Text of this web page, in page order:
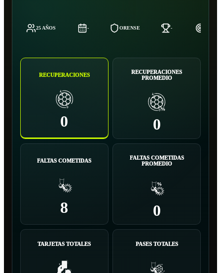
25 AÑOS - ORENSE -
RECUPERACIONES
0
RECUPERACIONES
PROMEDIO
0
FALTAS COMETIDAS
8
FALTAS COMETIDAS
PROMEDIO
0
TARJETAS TOTALES PASES TOTALES